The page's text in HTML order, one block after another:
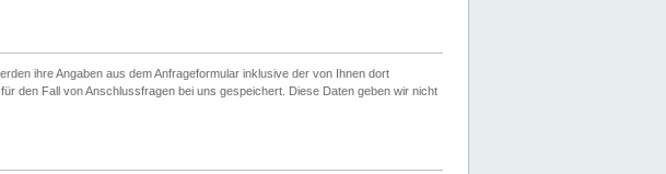
ihre Angaben aus dem Anfrageformular inklusive der von Ihnen dort
den Fall von Anschlussfragen bei uns gespeichert. Diese Daten geben wir nicht